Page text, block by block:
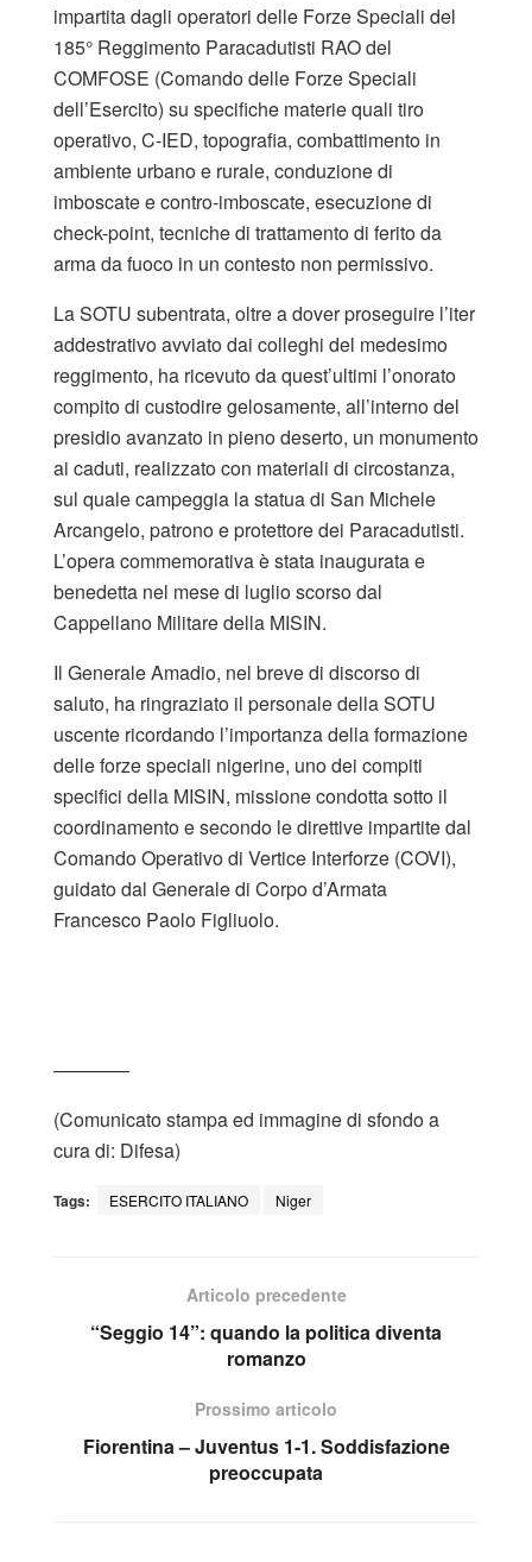
impartita dagli operatori delle Forze Speciali del
185° Reggimento Paracadutisti RAO del
COMFOSE (Comando delle Forze Speciali
dell’Esercito) su specifiche materie quali tiro
operativo, C-IED, topografia, combattimento in
ambiente urbano e rurale, conduzione di
imboscate e contro-imboscate, esecuzione di
check-point, tecniche di trattamento di ferito da
arma da fuoco in un contesto non permissivo.
La SOTU subentrata, oltre a dover proseguire l’iter
addestrativo avviato dai colleghi del medesimo
reggimento, ha ricevuto da quest’ultimi l’onorato
compito di custodire gelosamente, all’interno del
presidio avanzato in pieno deserto, un monumento
ai caduti, realizzato con materiali di circostanza,
sul quale campeggia la statua di San Michele
Arcangelo, patrono e protettore dei Paracadutisti.
L’opera commemorativa è stata inaugurata e
benedetta nel mese di luglio scorso dal
Cappellano Militare della MISIN.
Il Generale Amadio, nel breve di discorso di
saluto, ha ringraziato il personale della SOTU
uscente ricordando l’importanza della formazione
delle forze speciali nigerine, uno dei compiti
specifici della MISIN, missione condotta sotto il
coordinamento e secondo le direttive impartite dal
Comando Operativo di Vertice Interforze (COVI),
guidato dal Generale di Corpo d’Armata
Francesco Paolo Figliuolo.
————
(Comunicato stampa ed immagine di sfondo a
cura di: Difesa)
Tags: ESERCITO ITALIANO Niger
Articolo precedente
“Seggio 14”: quando la politica diventa
romanzo
Prossimo articolo
Fiorentina – Juventus 1-1. Soddisfazione
preoccupata